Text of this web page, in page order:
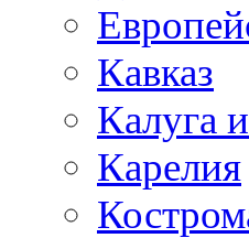
Кавказ
Калуга
Карелия